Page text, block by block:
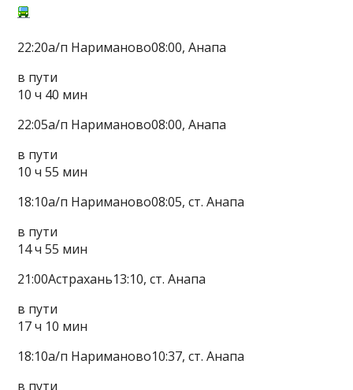
22:20а/п Нариманово08:00, Анапа
в пути
10 ч 40 мин
22:05а/п Нариманово08:00, Анапа
в пути
10 ч 55 мин
18:10а/п Нариманово08:05, ст. Анапа
в пути
14 ч 55 мин
21:00Астрахань13:10, ст. Анапа
в пути
17 ч 10 мин
18:10а/п Нариманово10:37, ст. Анапа
в пути